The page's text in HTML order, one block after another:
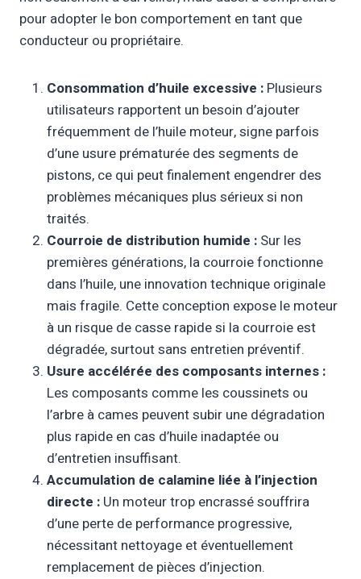
pour adopter le bon comportement en tant que
conducteur ou propriétaire.
Consommation d’huile excessive : Plusieurs
utilisateurs rapportent un besoin d’ajouter
fréquemment de l’huile moteur, signe parfois
d’une usure prématurée des segments de
pistons, ce qui peut finalement engendrer des
problèmes mécaniques plus sérieux si non
traités.
Courroie de distribution humide : Sur les
premières générations, la courroie fonctionne
dans l’huile, une innovation technique originale
mais fragile. Cette conception expose le moteur
à un risque de casse rapide si la courroie est
dégradée, surtout sans entretien préventif.
Usure accélérée des composants internes :
Les composants comme les coussinets ou
l’arbre à cames peuvent subir une dégradation
plus rapide en cas d’huile inadaptée ou
d’entretien insuffisant.
Accumulation de calamine liée à l’injection
directe : Un moteur trop encrassé souffrira
d’une perte de performance progressive,
nécessitant nettoyage et éventuellement
remplacement de pièces d’injection.